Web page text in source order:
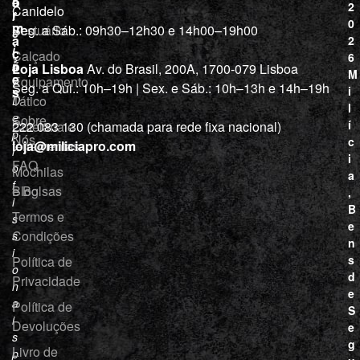
í
c
i
a
“
D
e
p
r
o
f
i
s
s
i
o
n
a
i
s
p
Vestuário
Calçado
Equipamento
Tático
Cutelaria e
ferramentas
Mochilas
e Bolsas
r
m
a
ç
õ
e
s
Sobre
Nós
FAQ
Blog
Termos e
Condições
Política de
Privacidade
Política de
Devoluções
Livro de
Canidelo
Seg. a Sáb.: 09h30–12h30 e 14h00–19h00
Loja LisboaAv. do Brasil, 200A, 1700-079 Lisboa
Seg. a Qui.: 10h–19h | Sex. e Sáb.: 10h–13h e 14h–19h
222 083 130 (chamada para rede fixa nacional)
loja@miliciapro.com
2
0
2
6
M
i
l
í
c
i
a
,
B
e
n
s
d
e
S
e
g